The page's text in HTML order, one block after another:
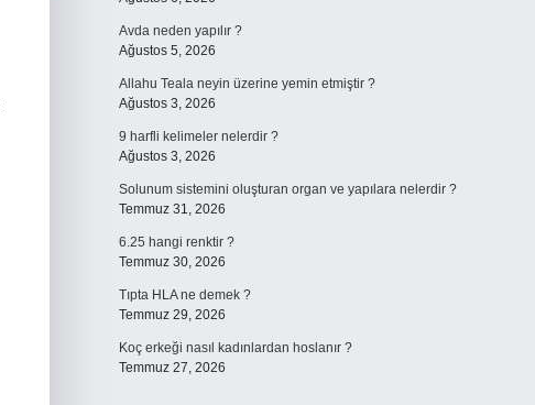
Avda neden yapılır ?
Ağustos 5, 2026
Allahu Teala neyin üzerine yemin etmiştir ?
Ağustos 3, 2026
9 harfli kelimeler nelerdir ?
Ağustos 3, 2026
Solunum sistemini oluşturan organ ve yapılara nelerdir ?
Temmuz 31, 2026
6.25 hangi renktir ?
Temmuz 30, 2026
Tıpta HLA ne demek ?
Temmuz 29, 2026
Koç erkeği nasıl kadınlardan hoslanır ?
Temmuz 27, 2026